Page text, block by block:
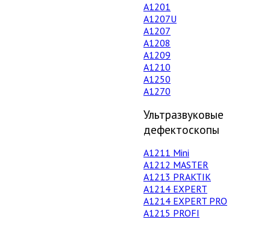
A1201
А1207U
А1207
А1208
А1209
А1210
А1250
А1270
Ультразвуковые
дефектоскопы
А1211 Mini
А1212 MASTER
A1213 PRAKTIK
А1214 EXPERT
А1214 EXPERT PRO
A1215 PROFI